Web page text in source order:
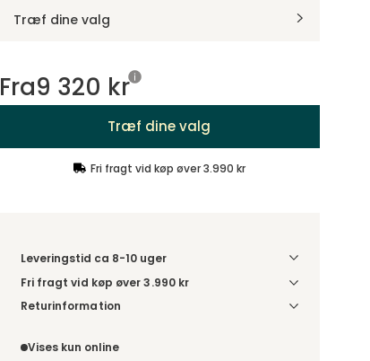
Træf dine valg
Fra9 320 kr
Træf dine valg
Fri fragt vid køp øver 3.990 kr
Leveringstid ca 8-10 uger
Fri fragt vid køp øver 3.990 kr
Vælg udførelse via “Træf dine valg” for at se
Returinformation
der ikke fortrydelsesret.
Vises kun online